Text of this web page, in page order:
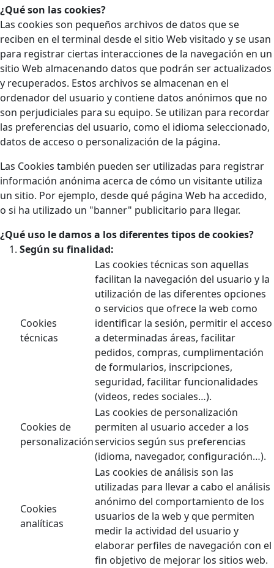
¿Qué son las cookies?
Las cookies son pequeños archivos de datos que se
reciben en el terminal desde el sitio Web visitado y se usan
para registrar ciertas interacciones de la navegación en un
sitio Web almacenando datos que podrán ser actualizados
y recuperados. Estos archivos se almacenan en el
ordenador del usuario y contiene datos anónimos que no
son perjudiciales para su equipo. Se utilizan para recordar
las preferencias del usuario, como el idioma seleccionado,
datos de acceso o personalización de la página.
Las Cookies también pueden ser utilizadas para registrar
información anónima acerca de cómo un visitante utiliza
un sitio. Por ejemplo, desde qué página Web ha accedido,
o si ha utilizado un "banner" publicitario para llegar.
¿Qué uso le damos a los diferentes tipos de cookies?
Según su finalidad:
Cookies
técnicas
Las cookies técnicas son aquellas
facilitan la navegación del usuario y la
utilización de las diferentes opciones
o servicios que ofrece la web como
identificar la sesión, permitir el acceso
a determinadas áreas, facilitar
pedidos, compras, cumplimentación
de formularios, inscripciones,
seguridad, facilitar funcionalidades
(videos, redes sociales…).
Cookies de
personalización
Las cookies de personalización
permiten al usuario acceder a los
servicios según sus preferencias
(idioma, navegador, configuración…).
Cookies
analíticas
Las cookies de análisis son las
utilizadas para llevar a cabo el análisis
anónimo del comportamiento de los
usuarios de la web y que permiten
medir la actividad del usuario y
elaborar perfiles de navegación con el
fin objetivo de mejorar los sitios web.